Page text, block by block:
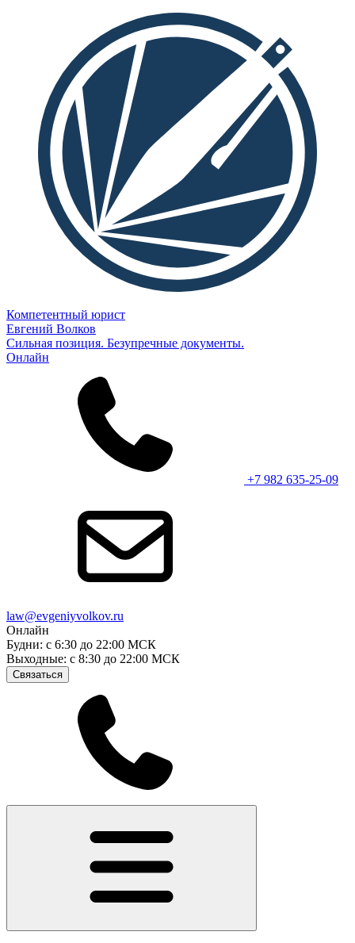
Компетентный юрист
Евгений Волков
Сильная позиция. Безупречные документы.
Онлайн
+7 982 635-25-09
law@evgeniyvolkov.ru
Онлайн
Будни: с 6:30 до 22:00 МСК
Выходные: с 8:30 до 22:00 МСК
Связаться